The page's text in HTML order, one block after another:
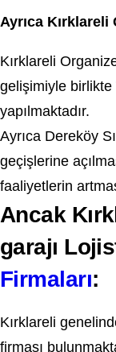
Ayrıca Kırklareli
Kırklareli
gelişimiyle birlikte
yapılmaktadır.
Ayrıca Dereköy
geçişlerine
faaliyetlerin
Ancak
garajı
Firmaları:
Kırklareli
firması